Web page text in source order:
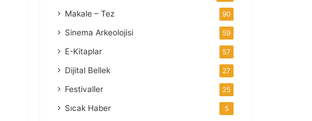
Makale – Tez 90
Sinema Arkeolojisi 59
E-Kitaplar 57
Dijital Bellek 27
Festivaller 25
Sıcak Haber 5